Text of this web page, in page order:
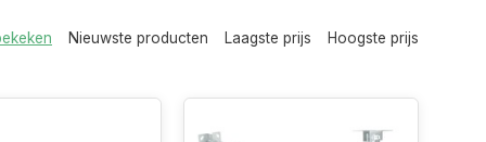
Nieuwste producten Laagste prijs Hoogste prijs